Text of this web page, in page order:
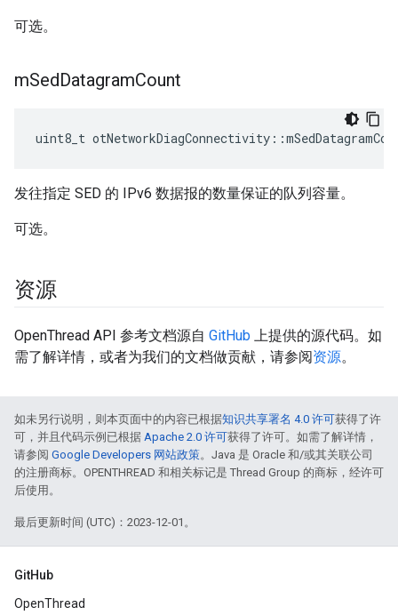
可选。
mSedDatagramCount
uint8_t otNetworkDiagConnectivity ::
发往指定 SED 的 IPv6 数据报的数量保证的队列容量。
可选。
资源
OpenThread API 参考文档源自 GitHub 上提供的源代码。如
需了解详情，或者为我们的文档做贡献，请参阅资源。
如未另行说明，则本页面中的内容已根据知识共享署名 4.0 许可获得了许
可，并且代码示例已根据 Apache 2.0 许可获得了许可。如需了解详情，
请参阅 Google Developers 网站政策。Java 是 Oracle 和/或其关联公司
的注册商标。OPENTHREAD 和相关标记是 Thread Group 的商标，经许可
后使用。
最后更新时间 (UTC)：2023-12-01。
GitHub
OpenThread